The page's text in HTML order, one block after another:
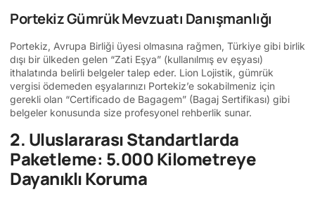
Portekiz Gümrük Mevzuatı Danışmanlığı
Portekiz, Avrupa Birliği üyesi olmasına rağmen, Türkiye gibi birlik
dışı bir ülkeden gelen “Zati Eşya” (kullanılmış ev eşyası)
ithalatında belirli belgeler talep eder. Lion Lojistik, gümrük
vergisi ödemeden eşyalarınızı Portekiz’e sokabilmeniz için
gerekli olan “Certificado de Bagagem” (Bagaj Sertifikası) gibi
belgeler konusunda size profesyonel rehberlik sunar.
2. Uluslararası Standartlarda
Paketleme: 5.000 Kilometreye
Dayanıklı Koruma